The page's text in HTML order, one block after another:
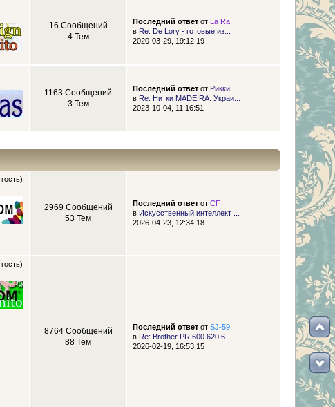
16 Сообщений
4 Тем
Последний ответот
La Ra
в Re: De Lory - готовые из...
2020-03-29, 19:12:19
1163 Сообщений
3 Тем
Последний ответот Рикки
в Re: Нитки MADEIRA. Украи...
2023-10-04, 11:16:51
гость)
2969 Сообщений
53 Тем
Последний ответот СП_
в Искусственный интеллект ...
2026-04-23, 12:34:18
гость)
8764 Сообщений
88 Тем
Последний ответот SJ-59
в Re: Brother PR 600 620 6...
2026-02-19, 16:53:15